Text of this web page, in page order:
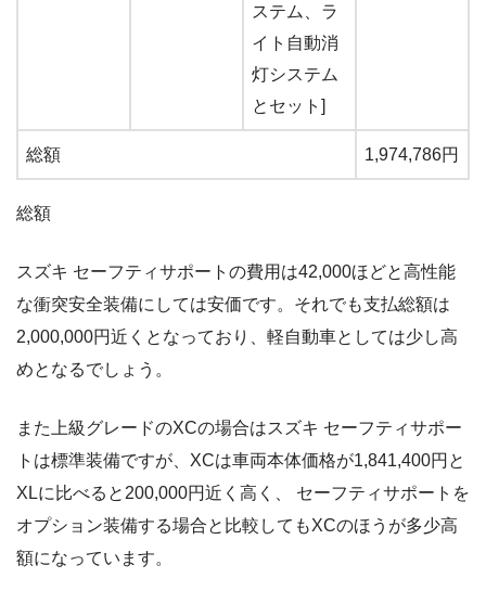
ステム、ラ
イト自動消
灯システム
とセット]
総額 1,974,786円
総額
スズキ セーフティサポートの費用は42,000ほどと高性能
な衝突安全装備にしては安価です。それでも支払総額は
2,000,000円近くとなっており、軽自動車としては少し高
めとなるでしょう。
また上級グレードのXCの場合はスズキ セーフティサポー
トは標準装備ですが、XCは車両本体価格が1,841,400円と
XLに比べると200,000円近く高く、 セーフティサポートを
オプション装備する場合と比較してもXCのほうが多少高
額になっています。